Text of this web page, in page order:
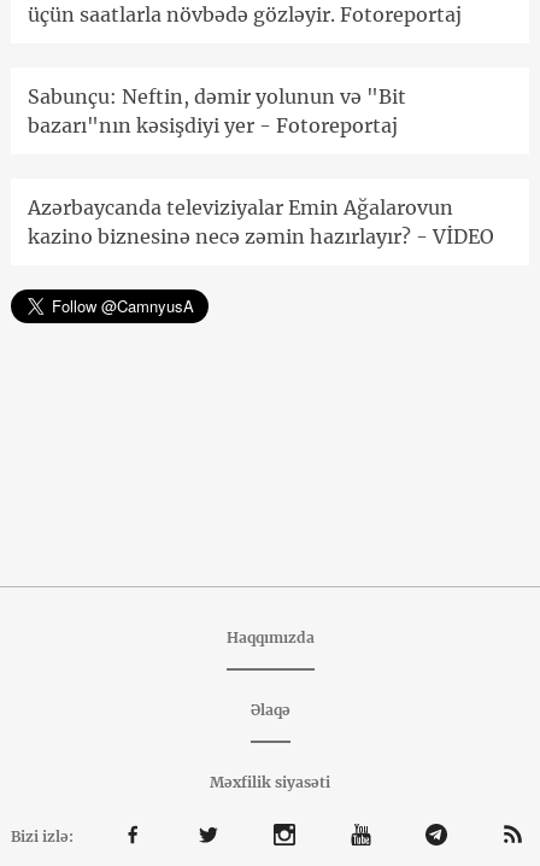
üçün saatlarla növbədə gözləyir. Fotoreportaj
Sabunçu: Neftin, dəmir yolunun və "Bit
bazarı"nın kəsişdiyi yer - Fotoreportaj
Azərbaycanda televiziyalar Emin Ağalarovun
kazino biznesinə necə zəmin hazırlayır? - VİDEO
Haqqımızda
Əlaqə
Məxfilik siyasəti
Bizi izlə: